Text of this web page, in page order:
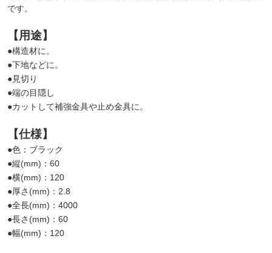
です。
【用途】
●構造材に。
●下地などに。
●見切り
●端の目隠し
●カットして補強金具や止め金具に。
【仕様】
●色：ブラック
●縦(mm)：60
●横(mm)：120
●厚さ(mm)：2.8
●全長(mm)：4000
●長さ(mm)：60
●幅(mm)：120